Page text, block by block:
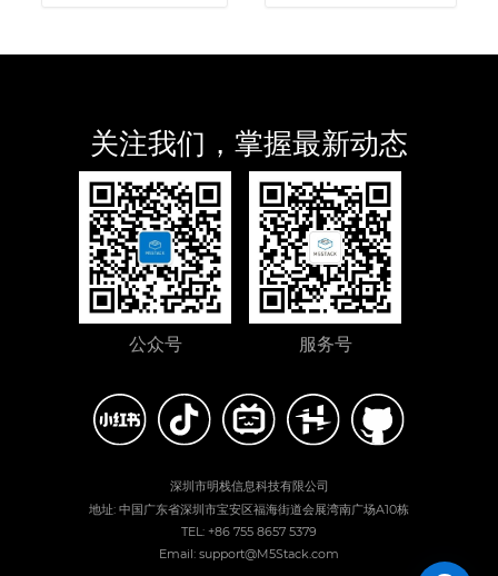
关注我们，掌握最新动态
公众号 服务号
深圳市明栈信息科技有限公司
地址: 中国广东省深圳市宝安区福海街道会展湾南广场A10栋
TEL: +86 755 8657 5379
Email: support@M5Stack.com